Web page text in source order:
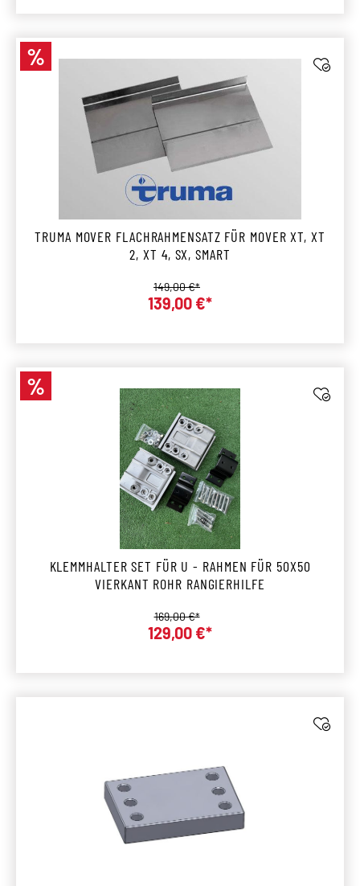
Rabatt
%
TRUMA MOVER FLACHRAHMENSATZ FÜR MOVER XT, XT
2, XT 4, SX, SMART
Verkaufspreis:
139,00 €*
Regulärer Preis:
149,00 €*
Rabatt
%
KLEMMHALTER SET FÜR U - RAHMEN FÜR 50X50
VIERKANT ROHR RANGIERHILFE
Verkaufspreis:
129,00 €*
Regulärer Preis:
169,00 €*